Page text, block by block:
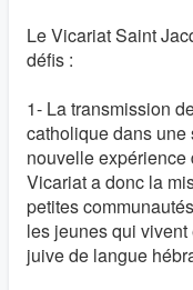
Le Vicariat Saint
défis :
1- La transmission
catholique dans
nouvelle expérience
Vicariat a donc la
petites
les jeunes qui
juive de langue